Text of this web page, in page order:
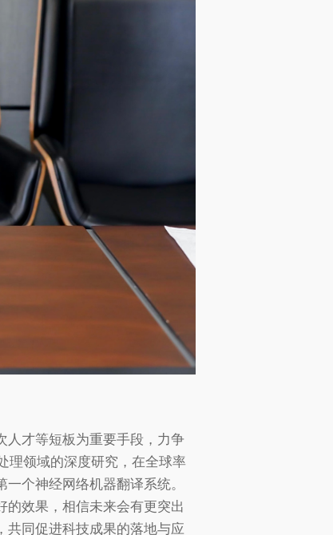
人才等短板为重要手段，力争
理领域的深度研究，在全球率
个神经网络机器翻译系统。
的效果，相信未来会有更突出
共同促进科技成果的落地与应